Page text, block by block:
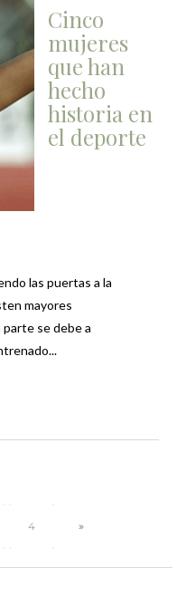
Cinco
mujeres
que han
hecho
historia en
el deporte
las puertas a la
mayores
parte se debe a
4 »